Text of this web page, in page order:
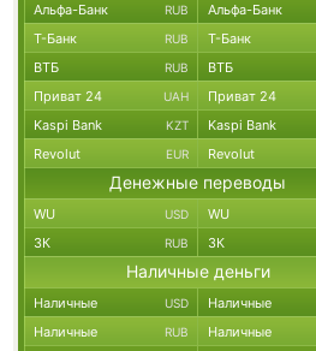
Альфа-Банк RUB Альфа-Банк
Т-Банк RUB Т-Банк
ВТБ RUB ВТБ
Приват 24 UAH Приват 24
Kaspi Bank KZT Kaspi Bank
Revolut EUR Revolut
Денежные переводы
WU USD WU
ЗК RUB ЗК
Наличные деньги
Наличные USD Наличные
Наличные RUB Наличные